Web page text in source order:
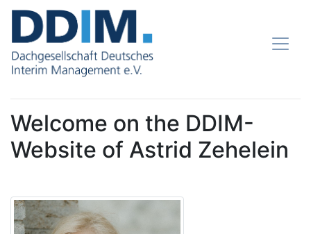
Welcome on the DDIM-
Website of Astrid Zehelein